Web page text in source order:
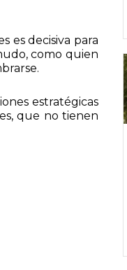
es decisiva para
como quien
estratégicas
que no tienen